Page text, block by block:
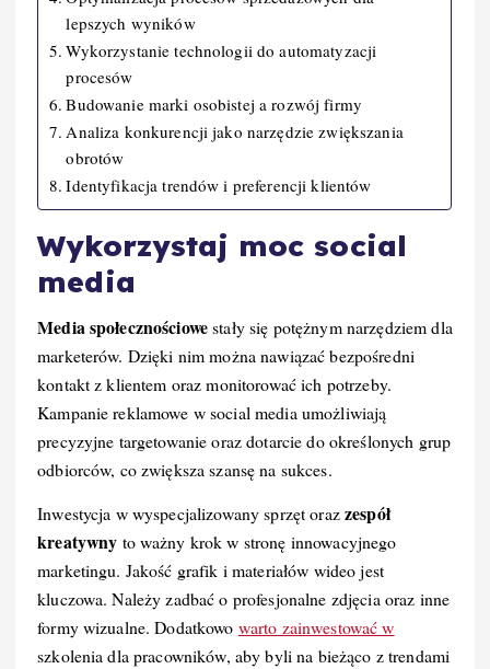
lepszych wyników
Wykorzystanie technologii do automatyzacji
procesów
Budowanie marki osobistej a rozwój firmy
Analiza konkurencji jako narzędzie zwiększania
obrotów
Identyfikacja trendów i preferencji klientów
Wykorzystaj moc social
media
Media społecznościowestały się potężnym narzędziem dla
marketerów. Dzięki nim można nawiązać bezpośredni
kontakt z klientem oraz monitorować ich potrzeby.
Kampanie reklamowe w social media umożliwiają
precyzyjne targetowanie oraz dotarcie do określonych grup
odbiorców, co zwiększa szansę na sukces.
Inwestycja w wyspecjalizowany sprzęt orazzespół
kreatywny to ważny krok w stronę innowacyjnego
marketingu. Jakość grafik i materiałów wideo jest
kluczowa. Należy zadbać o profesjonalne zdjęcia oraz inne
formy wizualne. Dodatkowo warto zainwestować w
szkolenia dla pracowników, aby byli na bieżąco z trendami